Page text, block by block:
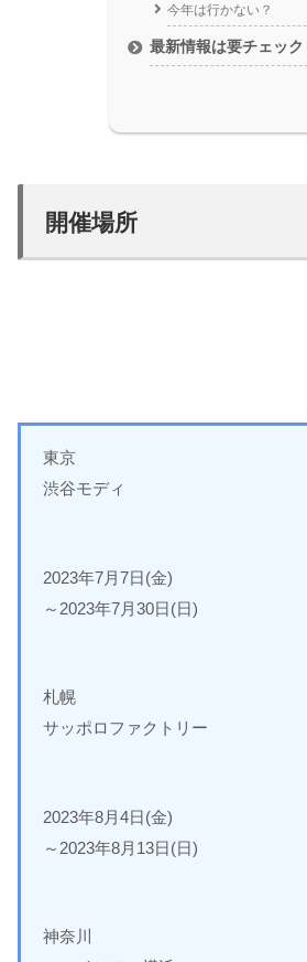
今年は行かない？
最新情報は要チェック
開催場所
東京
渋谷モディ
2023年7月7日(金)
～2023年7月30日(日)
札幌
サッポロファクトリー
2023年8月4日(金)
～2023年8月13日(日)
神奈川